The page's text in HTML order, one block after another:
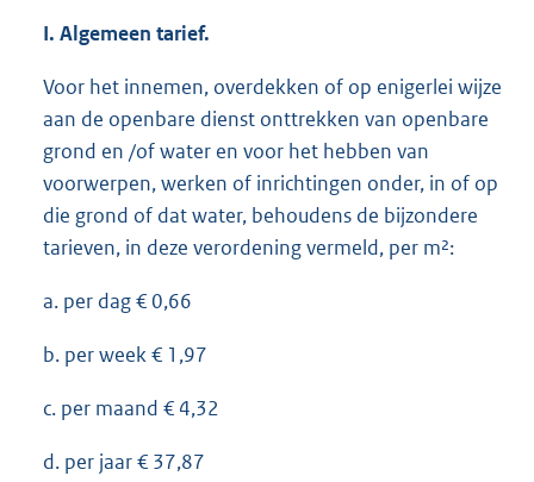
I. Algemeen tarief.
Voor het innemen, overdekken of op enigerlei wijze
aan de openbare dienst onttrekken van openbare
grond en /of water en voor het hebben van
voorwerpen, werken of inrichtingen onder, in of op
die grond of dat water, behoudens de bijzondere
tarieven, in deze verordening vermeld, per m²:
a. per dag € 0,66
b. per week € 1,97
c. per maand € 4,32
d. per jaar € 37,87